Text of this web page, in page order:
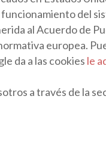
del
al Acuerdo de
europea.
da a las cookies le
a través de la